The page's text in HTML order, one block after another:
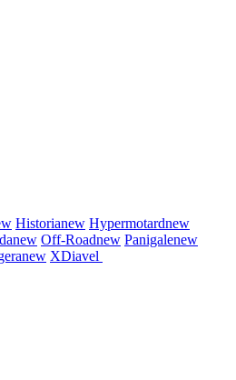
Historianew Hypermotardnew
new Off-Roadnew Panigalenew
new XDiavel